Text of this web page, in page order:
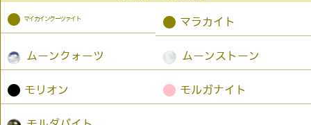
● マイカインクーツァイト ● マラカイト
ムーンクォーツ ムーンストーン
● モリオン ● モルガナイト